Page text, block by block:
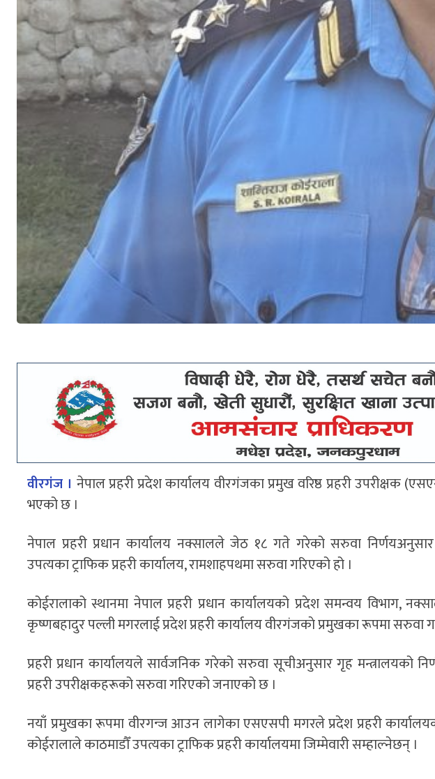
वीरगंज । नेपाल प्रहरी प्रदेश कार्यालय वीरगंजका प्रमुख वरिष्ठ प्रहरी उपरीक्षक
भएको छ ।
नेपाल प्रहरी प्रधान कार्यालय नक्सालले जेठ १८ गते गरेको सरुवा
उपत्यका ट्राफिक प्रहरी कार्यालय, रामशाहपथमा सरुवा गरिएको हो ।
कोईरालाको स्थानमा नेपाल प्रहरी प्रधान कार्यालयको प्रदेश समन्वय विभाग,
कृष्णबहादुर पल्ली मगरलाई प्रदेश प्रहरी कार्यालय वीरगंजकाे प्रमुखका रूपमा सरुवा
प्रहरी प्रधान कार्यालयले सार्वजनिक गरेको सरुवा सूचीअनुसार गृह मन्त्रालयको
प्रहरी उपरीक्षकहरूको सरुवा गरिएको जनाएको छ ।
नयाँ प्रमुखका रूपमा वीरगन्ज आउन लागेका एसएसपी मगरले प्रदेश प्रहरी
कोईरालाले काठमाडौँ उपत्यका ट्राफिक प्रहरी कार्यालयमा जिम्मेवारी सम्हाल्नेछन् ।